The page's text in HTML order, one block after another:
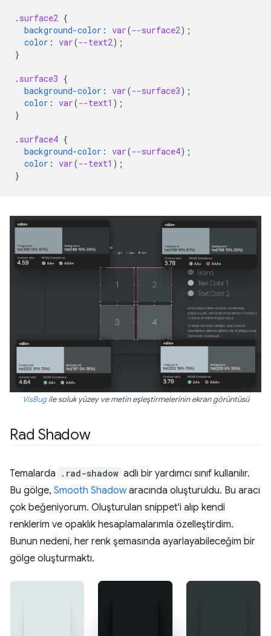
. surface2 {
background-color : var(--surface2);
color : var(--text2);
}
. surface3 {
background-color : var(--surface3);
color : var(--text1 );
}
. surface4 {
background-color : var(--surface4);
color : var(--text1 );
}
VisBugile soluk yüzey ve metin eşleştirmelerinin ekran görüntüsü
Rad Shadow
Temalarda .rad-shadow adlı bir yardımcı sınıf kullanılır.
Bu gölge, Smooth Shadowaracında oluşturuldu. Bu aracı
çok beğeniyorum. Oluşturulan snippet'i alıp kendi
renklerim ve opaklık hesaplamalarımla özelleştirdim.
Bunun nedeni, her renk şemasında ayarlayabileceğim bir
gölge oluşturmaktı.